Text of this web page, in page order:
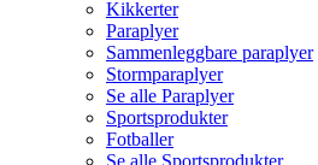
Kikkerter
Paraplyer
Sammenleggbare paraplyer
Stormparaplyer
Se alle Paraplyer
Sportsprodukter
Fotballer
Se alle Sportsprodukter